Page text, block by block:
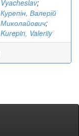
Vyacheslav;
Курепін, Валерій
Миколайович;
Kurepin, Valeriiy